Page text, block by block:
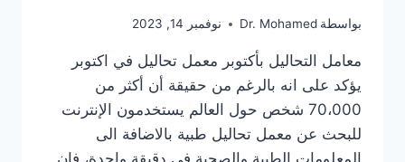
بواسطة Dr. Mohamed نوفمبر 14, 2023
معامل التحاليل بأكتوبر معمل تحاليل في اكتوبر
يؤكد على انه بالرغم من حقيقة أن أكثر من
70،000 شخص حول العالم يستخدمون الإنترنت
للبحث عن معمل تحاليل طبية بالاضافة الى